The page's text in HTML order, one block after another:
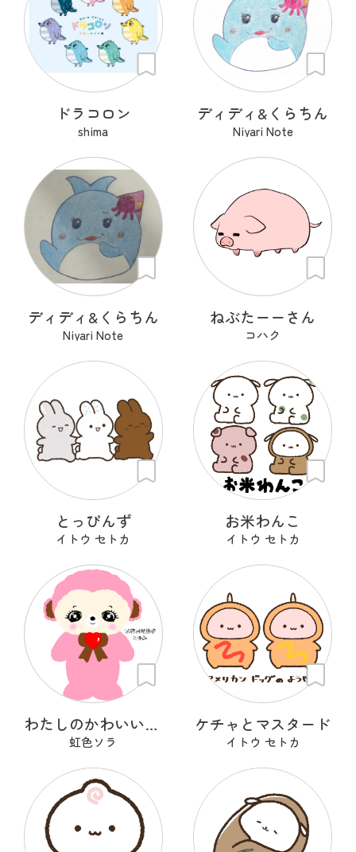
ドラコロン
shima
ディディ&くらちん
Niyari Note
ディディ&くらちん
Niyari Note
ねぶたーーさん
コハク
とっぴんず
イトウ セトカ
お米わんこ
イトウ セトカ
わたしのかわいいせかい
虹色ソラ
ケチャとマスタード
イトウ セトカ